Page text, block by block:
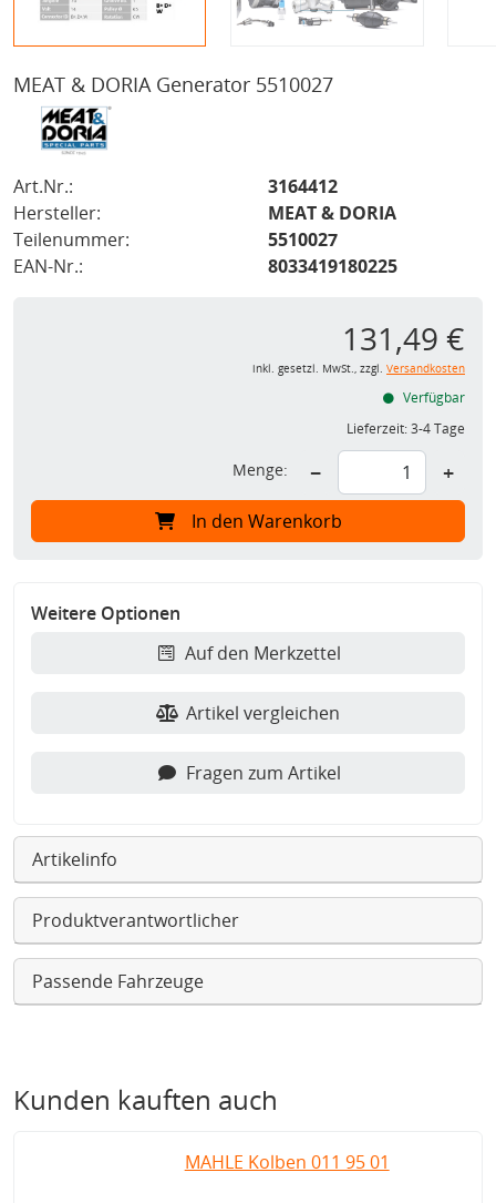
MEAT & DORIA Generator 5510027
Art.Nr.:
3164412
Hersteller:
MEAT & DORIA
Teilenummer:
5510027
EAN-Nr.:
8033419180225
131,49 €
inkl. gesetzl. MwSt., zzgl. Versandkosten
Verfügbar
Lieferzeit:3-4 Tage
Menge: − +
In den Warenkorb
Weitere Optionen
Auf den Merkzettel
Artikel vergleichen
Fragen zum Artikel
Artikelinfo
Produktverantwortlicher
Passende Fahrzeuge
Kunden kauften auch
MAHLE Kolben 011 95 01